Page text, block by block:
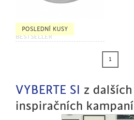
POSLEDNÍ KUSY
BESTSELLER
1
VYBERTE SI
z dalších
inspiračních kampaní